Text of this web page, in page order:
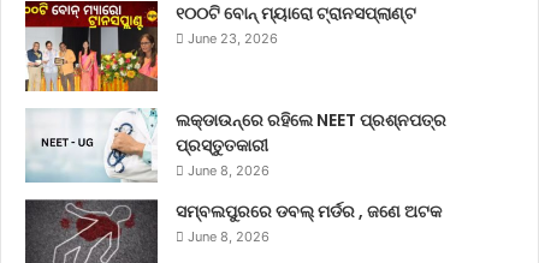
୧୦୦ଟି ବୋନ୍ ମ୍ୟାରୋ ଟ୍ରାନସପ୍ଲାଣ୍ଟ
June 23, 2026
ଲକ୍‌ଡାଉନ୍‌ରେ ରହିଲେ NEET ପ୍ରଶ୍ନପତ୍ର
ପ୍ରସ୍ତୁତକାରୀ
June 8, 2026
ସମ୍ବଲପୁରରେ ଡବଲ୍ ମର୍ଡର , ଜଣେ ଅଟକ
June 8, 2026